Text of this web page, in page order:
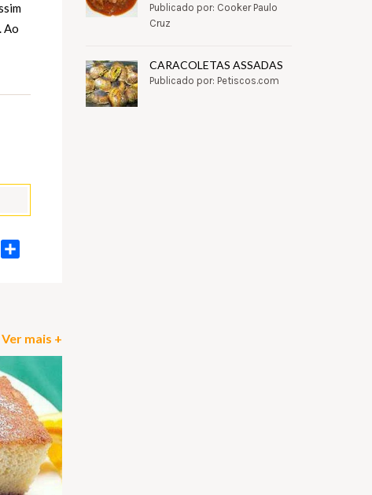
Ao
Email
Ver mais +
Publicado por: Cooker Paulo
Cruz
CARACOLETAS ASSADAS
Publicado por: Petiscos.com